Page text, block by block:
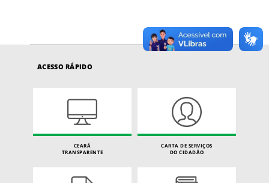
ACESSO RÁPIDO
CEARÁ
TRANSPARENTE
CARTA DE SERVIÇOS
DO CIDADÃO